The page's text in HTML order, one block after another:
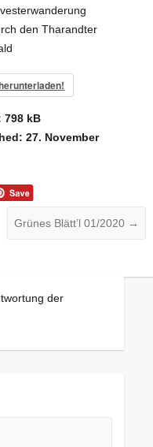
den Tharandter
798 kB
27. November
Grünes Blätt’l 01/2020 →
der